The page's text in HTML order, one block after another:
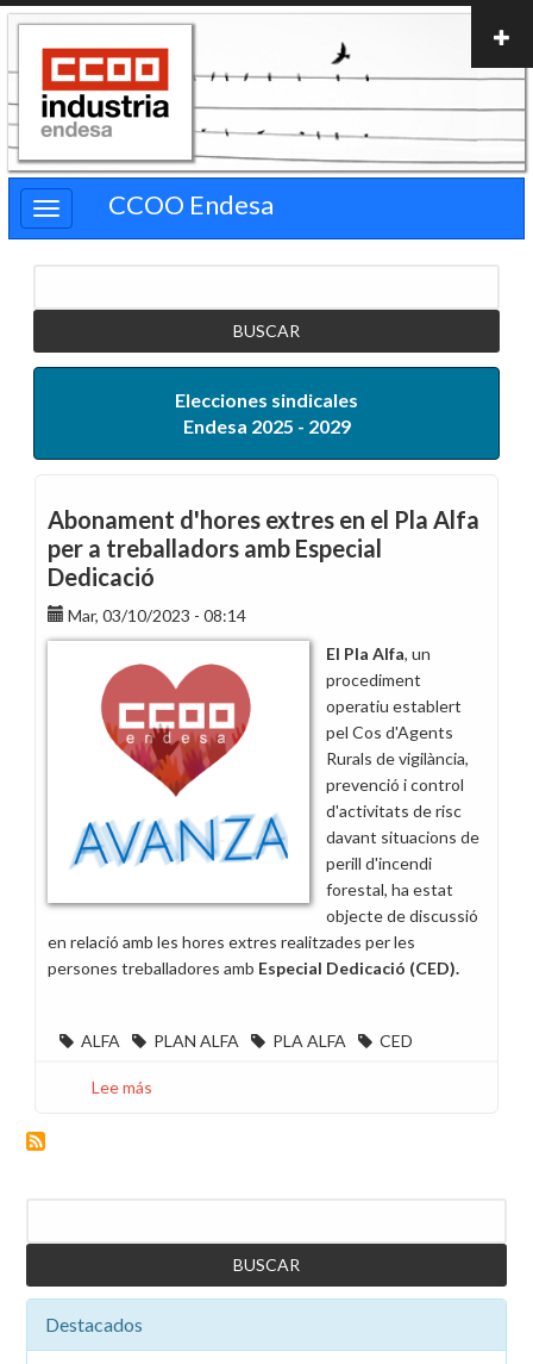
Pasar
contenido
principal
CCOO Endesa
Elecciones sindicales
Endesa 2025 - 2029
Abonament d'hores extres en el Pla Alfa
per a treballadors amb Especial
Dedicació
Mar, 03/10/2023 - 08:14
El Pla Alfa, un
procediment
operatiu establert
pel Cos d'Agents
Rurals de vigilància,
prevenció i control
d'activitats de risc
davant situacions de
perill d'incendi
forestal, ha estat
objecte de discussió
en relació amb les hores extres realitzades per les
persones treballadores amb Especial Dedicació (CED).
ALFA PLAN ALFA PLA ALFA CED
Lee más
Pla
per
treballadors
Destacados